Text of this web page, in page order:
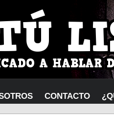
CONTACTO